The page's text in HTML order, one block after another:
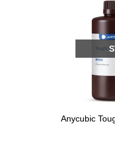
Anycubic